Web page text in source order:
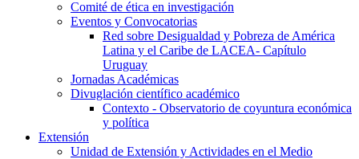
Comité de ética en investigación
Eventos y Convocatorias
Red sobre Desigualdad y Pobreza de América
Latina y el Caribe de LACEA- Capítulo
Uruguay
Jornadas Académicas
Divuglación científico académico
Contexto - Observatorio de coyuntura económica
y política
Extensión
Unidad de Extensión y Actividades en el Medio